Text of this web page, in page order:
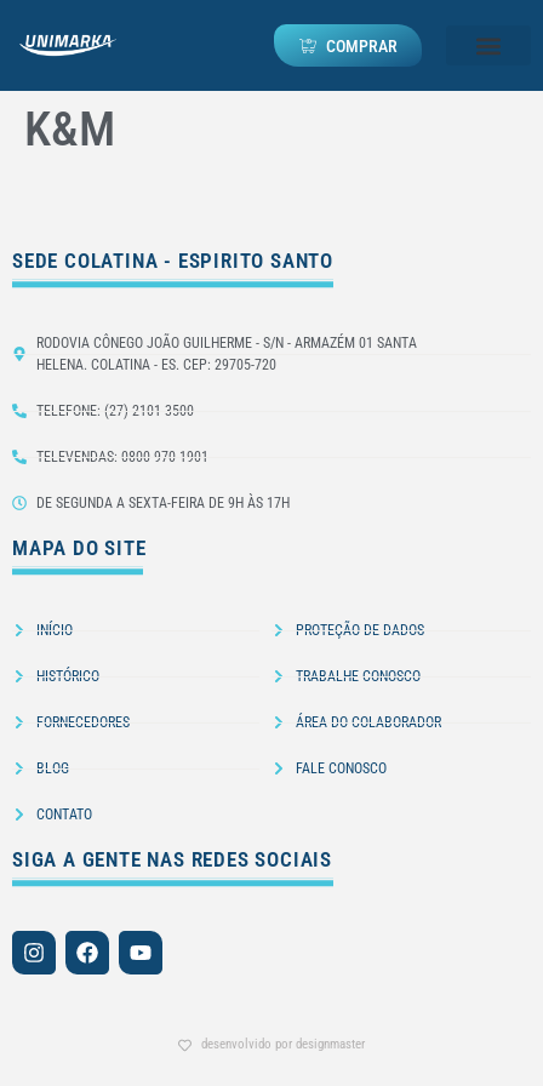
COMPRAR
K&M
SEDE COLATINA - ESPIRITO SANTO
RODOVIA CÔNEGO JOÃO GUILHERME - S/N - ARMAZÉM 01 SANTA
HELENA. COLATINA - ES. CEP: 29705-720
TELEFONE: (27) 2101-3500
TELEVENDAS: 0800 970 1901
DE SEGUNDA A SEXTA-FEIRA DE 9H ÀS 17H
MAPA DO SITE
INÍCIO
HISTÓRICO
FORNECEDORES
BLOG
CONTATO
PROTEÇÃO DE DADOS
TRABALHE CONOSCO
ÁREA DO COLABORADOR
FALE CONOSCO
SIGA A GENTE NAS REDES SOCIAIS
desenvolvido por designmaster